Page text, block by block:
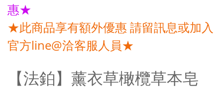
惠★
★此商品享有額外優惠 請留訊息或加入
官方line@洽客服人員★
【法鉑】 薰衣草橄欖草本皂